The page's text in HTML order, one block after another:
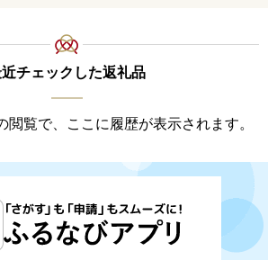
チェックした返礼品
閲覧で、ここに履歴が表示されます。